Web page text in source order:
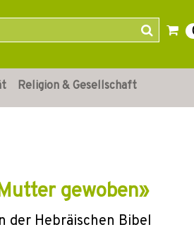
Religion & Gesellschaft
gewoben»
der Hebräischen Bibel